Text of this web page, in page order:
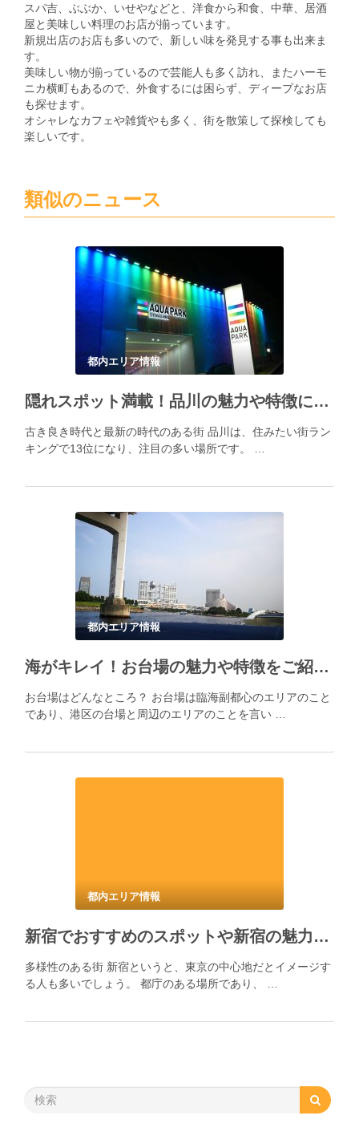
スパ吉、ぶぶか、いせやなどと、洋食から和食、中華、居酒
屋と美味しい料理のお店が揃っています。
新規出店のお店も多いので、新しい味を発見する事も出来ま
す。
美味しい物が揃っているので芸能人も多く訪れ、またハーモ
ニカ横町もあるので、外食するには困らず、ディープなお店
も探せます。
オシャレなカフェや雑貨やも多く、街を散策して探検しても
楽しいです。
類似のニュース
都内エリア情報
隠れスポット満載！品川の魅力や特徴について解説！
古き良き時代と最新の時代のある街 品川は、住みたい街ラン
キングで13位になり、注目の多い場所です。 …
都内エリア情報
海がキレイ！お台場の魅力や特徴をご紹介！
お台場はどんなところ？ お台場は臨海副都心のエリアのこと
であり、港区の台場と周辺のエリアのことを言い …
都内エリア情報
新宿でおすすめのスポットや新宿の魅力について！
多様性のある街 新宿というと、東京の中心地だとイメージす
る人も多いでしょう。 都庁のある場所であり、 …